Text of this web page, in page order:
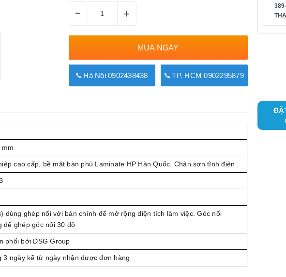
– +
MUA NGAY
Hà Nội 0902438438 TP. HCM 0902295879
cao cấp, bề mặt bàn phủ Laminate HP Hàn Quốc. Chân sơn tĩnh điện
dùng ghép nối với bàn chính để mở rộng diện tích làm việc. Góc nối
ghép góc nối 30 độ
phối bởi DSG Group
3 ngày kể từ ngày nhận được đơn hàng